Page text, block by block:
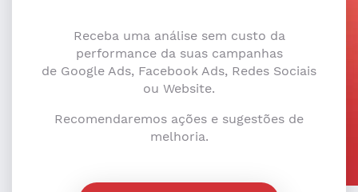
Receba uma análise sem custo da
performance da suas campanhas
de Google Ads, Facebook Ads, Redes Sociais
ou Website.
Recomendaremos ações e sugestões de
melhoria.